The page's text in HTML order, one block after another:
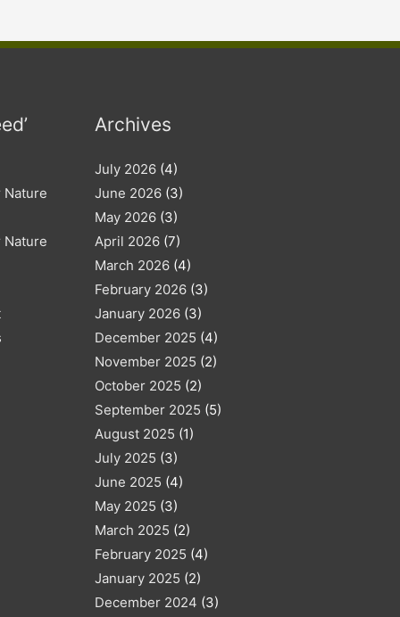
Nature
Nature
Archives
July 2026(4)
June 2026(3)
May 2026(3)
April 2026(7)
March 2026(4)
February 2026(3)
January 2026(3)
December 2025 (4)
November 2025 (2)
October 2025 (2)
September 2025 (5)
August 2025 (1)
July 2025 (3)
June 2025 (4)
May 2025 (3)
March 2025 (2)
February 2025 (4)
January 2025 (2)
December 2024 (3)